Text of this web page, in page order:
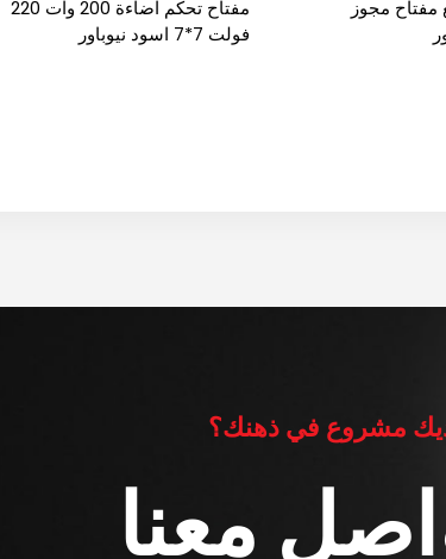
مع مفتاح مجوز
مفتاح تحكم اضاءة 200 وات 220
فولت 7*7 اسود نيوباور
مشروع في ذهنك؟
معنا